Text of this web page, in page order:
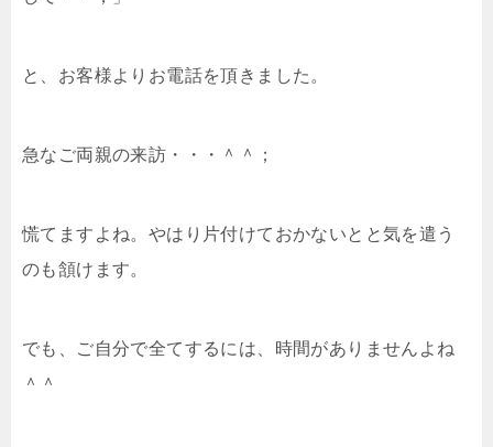
と、お客様よりお電話を頂きました。
急なご両親の来訪・・・＾＾；
慌てますよね。やはり片付けておかないとと気を遣う
のも頷けます。
でも、ご自分で全てするには、時間がありませんよね
＾＾